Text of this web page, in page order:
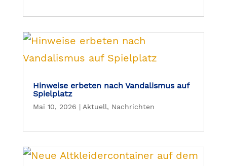
Hinweise erbeten nach Vandalismus auf
Spielplatz
Mai 10, 2026 | Aktuell, Nachrichten